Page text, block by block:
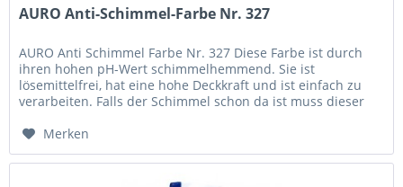
AURO Anti-Schimmel-Farbe Nr. 327
AURO Anti Schimmel Farbe Nr. 327 Diese Farbe ist durch
ihren hohen pH-Wert schimmelhemmend. Sie ist
lösemittelfrei, hat eine hohe Deckkraft und ist einfach zu
verarbeiten. Falls der Schimmel schon da ist muss dieser
Merken